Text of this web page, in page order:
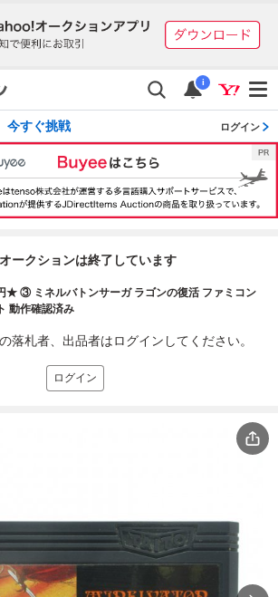
i
すぐ挑戦 ログイン
ークションは終了しています
★ ③ ミネルバトンサーガ ラゴンの復活 ファミコン
動作確認済み
落札者、出品者はログインしてください。
ログイン